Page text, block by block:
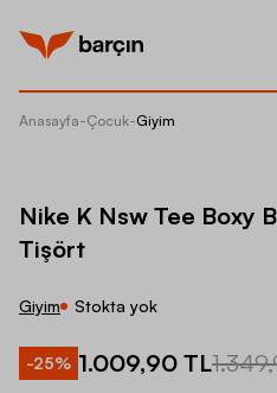
Anasayfa-Çocuk-Giyim
Nike K Nsw Tee Boxy
Tişört
Giyim Stokta yok
-25% 1.009,90 TL